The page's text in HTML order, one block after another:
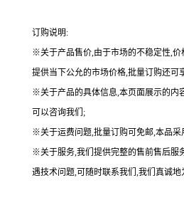
订购说明:
※关于产品售价,由于市场的不稳定性,
提供当下公允的市场价格,批量订购还可
※关于产品的具体信息,本页面展示的内
可以咨询我们;
※关于运费问题,批量订购可免邮,本品采
※关于服务,我们提供完整的售前售后服
遇技术问题,可随时联系我们,我们真诚地